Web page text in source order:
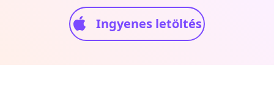
Ingyenes letöltés